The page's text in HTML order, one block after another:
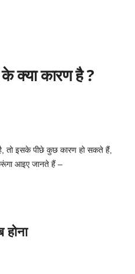
क्या कारण है ?
तो इसके पीछे कुछ कारण हो सकते हैं,
आइए जानते हैं –